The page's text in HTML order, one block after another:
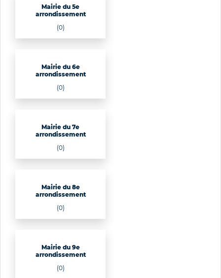
Mairie du 5e
arrondissement
(0)
Mairie du 6e
arrondissement
(0)
Mairie du 7e
arrondissement
(0)
Mairie du 8e
arrondissement
(0)
Mairie du 9e
arrondissement
(0)